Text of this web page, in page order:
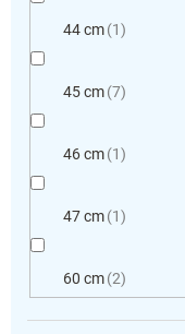
44 cm 1
45 cm 7
46 cm 1
47 cm 1
60 cm 2